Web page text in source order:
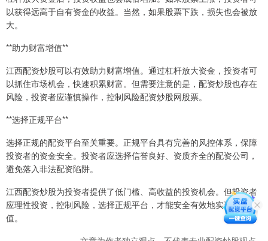
以获得远高于自有资金的收益。当然，如果股票下跌，损失也会被放
大。
**助力财富增值**
江西配资炒股可以有效助力财富增值。通过杠杆放大资金，投资者可
以抓住市场机会，快速积累财富。但需要注意的是，配资炒股也存在
风险，投资者应谨慎操作，控制风险配资炒股网股票。
**选择正规平台**
选择正规的配资平台至关重要。正规平台具有完善的风控体系，保障
投资者的资金安全。投资者应选择信誉良好、资质齐全的配资公司，
避免落入非法配资陷阱。
江西配资炒股为投资者提供了低门槛、高收益的投资机会。但投资者
应理性投资，控制风险，选择正规平台，才能安全有效地实现财富增
值。